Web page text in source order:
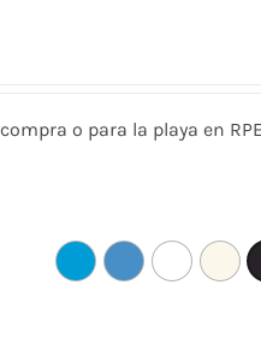
o para la playa en